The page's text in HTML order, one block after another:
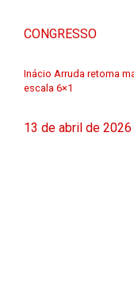
CONGRESSO
Inácio Arruda retoma
escala 6×1
13 de abril de 2026